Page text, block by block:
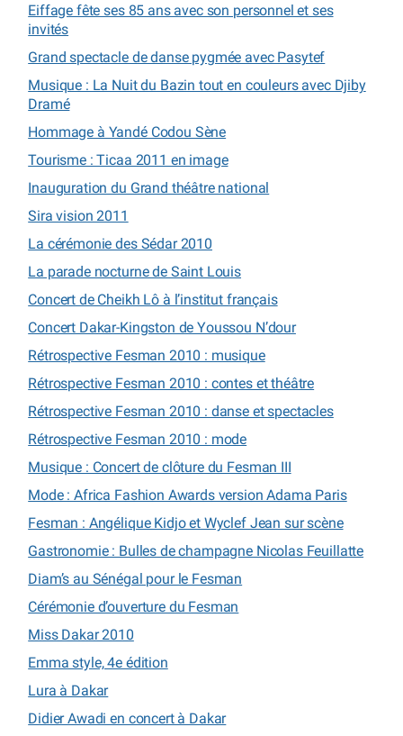
Eiffage fête ses 85 ans avec son personnel et ses
invités
Grand spectacle de danse pygmée avec Pasytef
Musique : La Nuit du Bazin tout en couleurs avec Djiby
Dramé
Hommage à Yandé Codou Sène
Tourisme : Ticaa 2011 en image
Inauguration du Grand théâtre national
Sira vision 2011
La cérémonie des Sédar 2010
La parade nocturne de Saint Louis
Concert de Cheikh Lô à l’institut français
Concert Dakar-Kingston de Youssou N’dour
Rétrospective Fesman 2010 : musique
Rétrospective Fesman 2010 : contes et théâtre
Rétrospective Fesman 2010 : danse et spectacles
Rétrospective Fesman 2010 : mode
Musique : Concert de clôture du Fesman III
Mode : Africa Fashion Awards version Adama Paris
Fesman : Angélique Kidjo et Wyclef Jean sur scène
Gastronomie : Bulles de champagne Nicolas Feuillatte
Diam’s au Sénégal pour le Fesman
Cérémonie d’ouverture du Fesman
Miss Dakar 2010
Emma style, 4e édition
Lura à Dakar
Didier Awadi en concert à Dakar